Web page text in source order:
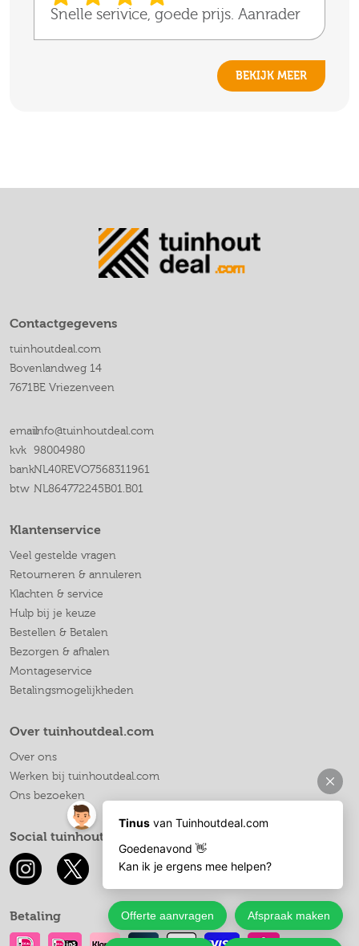
Snelle serivice, goede prijs. Aanrader
BEKIJK MEER
Contactgegevens
tuinhoutdeal.com
Bovenlandweg 14
7671BE Vriezenveen
emailinfo@tuinhoutdeal.com
kvk 98004980
bankNL40REVO7568311961
btw NL864772245B01.B01
Klantenservice
Veel gestelde vragen
Retourneren & annuleren
Klachten & service
Hulp bij je keuze
Bestellen & Betalen
Bezorgen & afhalen
Montageservice
Betalingsmogelijkheden
Over tuinhoutdeal.com
Over ons
Werken bij tuinhoutdeal.com
Ons bezoeken
Social tuinhoutdeal.com
Betaling